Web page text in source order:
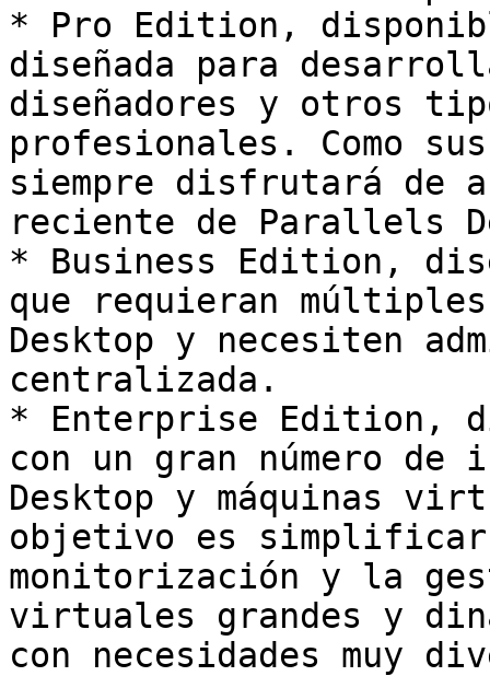
* Pro Edition,
diseñada para
diseñadores y otros
profesionales. Como
siempre disfrutará de
reciente de Parallels
* Business Edition,
que requieran
Desktop y necesiten
centralizada.
* Enterprise Edition,
con un gran número
Desktop y máquinas
objetivo es
monitorización y la
virtuales grandes y
con necesidades muy